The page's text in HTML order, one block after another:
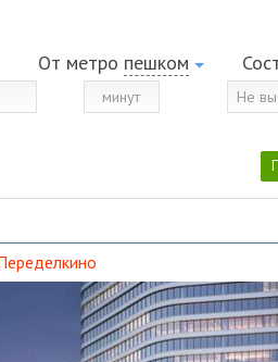
От метро пешком
Не